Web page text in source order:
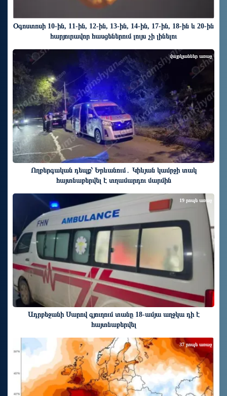
Օգոստոսի 10-ին, 11-ին, 12-ին, 13-ին, 14-ին, 17-ին, 18-ին և 20-ին
հարյուրավոր հասցեներում լույս չի լինելու
Ողբերգական դեպք՝ Երևանում․ Կիևյան կամրջի տակ
հայտնաբերվել է տղամարդու մարմին
վայրկյաններ առաջ
Ադրբեջանի Սարով գյուղում տանը 18-ամյա աղջկա դի է
հայտնաբերվել
19 րոպե առաջ
37 րոպե առաջ